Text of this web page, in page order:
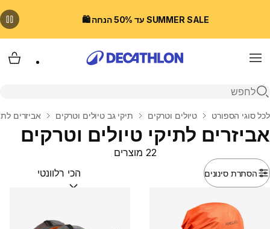
SUMMER SALE עד 50% הנחה 🛍️
Menu
פתיחת חיפוש
בית
לכל סוגי הספורט טיולים וטרקים תיקי גב טיולים וטרקים אביזרים
אביזרים לתיקי טיולים וטרקים
הסתרת סינונים
22 מוצרים
מיין לפי:(optional)